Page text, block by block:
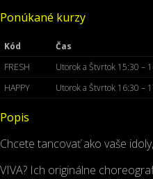
Ponúkané kurzy
Kód Čas
FRESH
Utorok a Štvrtok 15:30 –
HAPPY
Utorok a Štvrtok 16:30 –
Popis
Chcete tancovať ako vaše
VIVA? Ich originálne